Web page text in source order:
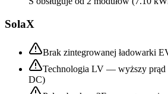
SolaX
Brak zintegrowanej ładowarki
Technologia LV — wyższy prąd
DC)